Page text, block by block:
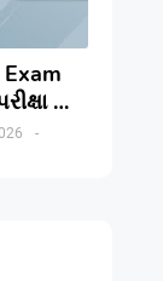
માટે
-